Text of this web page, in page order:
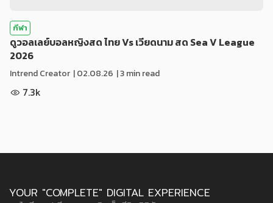
กีฬา
ดูวอลเลย์บอลหญิงสด ไทย Vs เวียดนาม สด Sea V League
2026
Intrend Creator |02.08.26 | 3 min read
7.3k
YOUR "COMPLETE" DIGITAL EXPERIENCE